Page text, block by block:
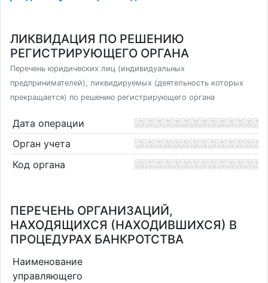
ЛИКВИДАЦИЯ ПО РЕШЕНИЮ
РЕГИСТРИРУЮЩЕГО ОРГАНА
Перечень юридических лиц (индивидуальных
предпринимателей), ликвидируемых (деятельность которых
прекращается) по решению регистрирующего органа
Дата операции
Орган учета
Код органа
ПЕРЕЧЕНЬ ОРГАНИЗАЦИЙ,
НАХОДЯЩИХСЯ (НАХОДИВШИХСЯ) В
ПРОЦЕДУРАХ БАНКРОТСТВА
Наименование
управляющего